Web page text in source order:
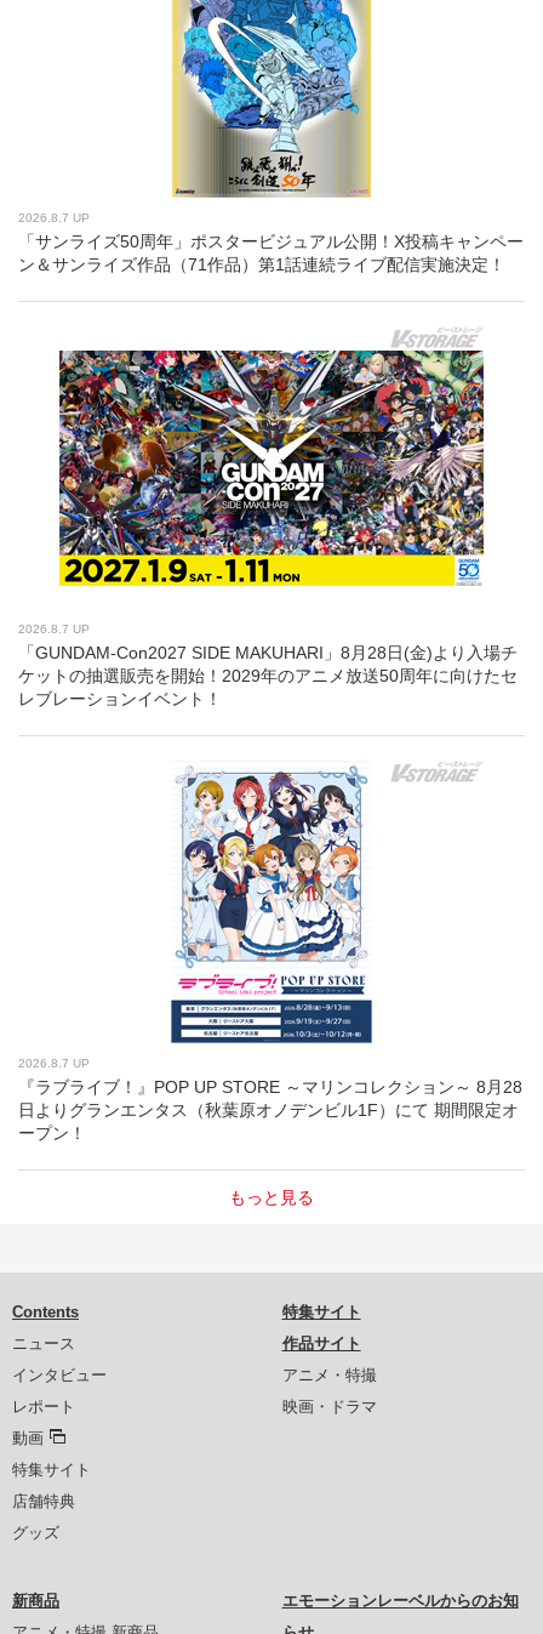
2026.8.7 UP
「サンライズ50周年」ポスタービジュアル公開！X投稿キャンペー
ン＆サンライズ作品（71作品）第1話連続ライブ配信実施決定！
2026.8.7 UP
「GUNDAM-Con2027 SIDE MAKUHARI」8月28日(金)より入場チ
ケットの抽選販売を開始！2029年のアニメ放送50周年に向けたセ
レブレーションイベント！
2026.8.7 UP
『ラブライブ！』POP UP STORE ～マリンコレクション～ 8月28
日よりグランエンタス（秋葉原オノデンビル1F）にて 期間限定オ
ープン！
もっと見る
Contents
ニュース
インタビュー
レポート
動画
特集サイト
店舗特典
グッズ
特集サイト
作品サイト
アニメ・特撮
映画・ドラマ
新商品
エモーションレーベルからのお知